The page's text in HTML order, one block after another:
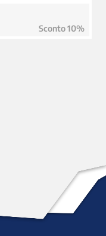
Sconto 10%